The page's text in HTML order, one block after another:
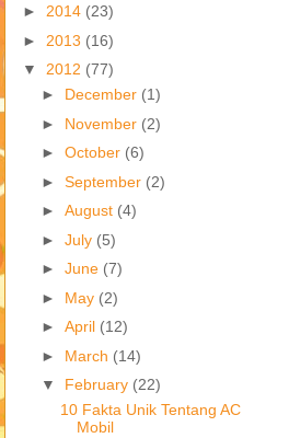
► 2014 (23)
► 2013 (16)
▼ 2012 (77)
► December (1)
► November (2)
► October (6)
► September (2)
► August (4)
► July (5)
► June (7)
► May (2)
► April (12)
► March (14)
▼ February (22)
10 Fakta Unik Tentang AC
Mobil